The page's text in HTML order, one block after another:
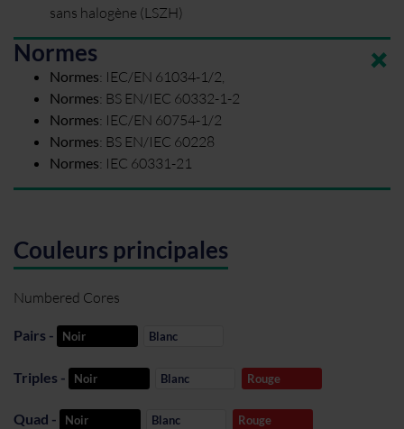
sans halogène (LSZH)
Normes
Normes: IEC/EN 61034-1/2,
Normes: BS EN/IEC 60332-1-2
Normes: IEC/EN 60754-1/2
Normes: BS EN/IEC 60228
Normes: IEC 60331-21
Couleurs principales
Numbered Cores
Pairs - Noir Blanc
Triples - Noir Blanc Rouge
Quad - Noir Blanc
Rouge